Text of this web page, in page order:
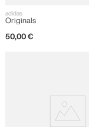
adidas
Originals
50,00 €